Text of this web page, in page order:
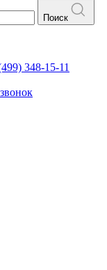
Поиск
348-15-11